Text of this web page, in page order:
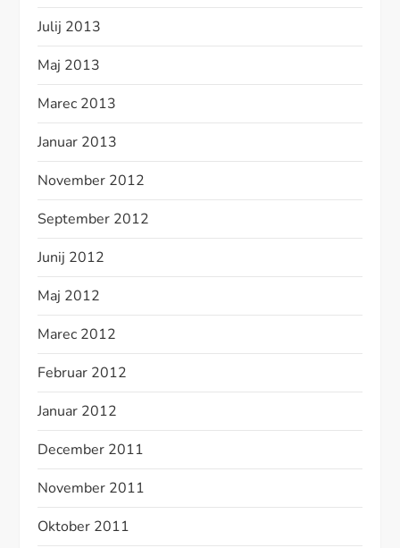
Julij 2013
Maj 2013
Marec 2013
Januar 2013
November 2012
September 2012
Junij 2012
Maj 2012
Marec 2012
Februar 2012
Januar 2012
December 2011
November 2011
Oktober 2011